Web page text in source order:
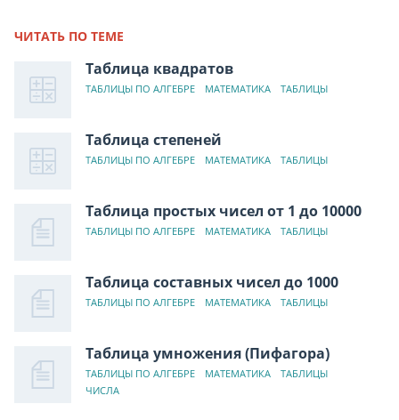
ЧИТАТЬ ПО ТЕМЕ
Таблица квадратов
ТАБЛИЦЫ ПО АЛГЕБРЕ МАТЕМАТИКА ТАБЛИЦЫ
Таблица степеней
ТАБЛИЦЫ ПО АЛГЕБРЕ МАТЕМАТИКА ТАБЛИЦЫ
Таблица простых чисел от 1 до 10000
ТАБЛИЦЫ ПО АЛГЕБРЕ МАТЕМАТИКА ТАБЛИЦЫ
Таблица составных чисел до 1000
ТАБЛИЦЫ ПО АЛГЕБРЕ МАТЕМАТИКА ТАБЛИЦЫ
Таблица умножения (Пифагора)
ТАБЛИЦЫ ПО АЛГЕБРЕ МАТЕМАТИКА
ТАБЛИЦЫ
ЧИСЛА